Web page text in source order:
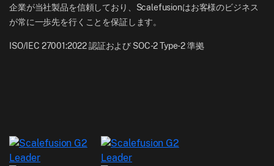
企業が当社製品を信頼しており、Scalefusionはお客様のビジネス
が常に一歩先を行くことを保証します。
ISO/IEC 27001:2022 認証および SOC-2 Type-2 準拠